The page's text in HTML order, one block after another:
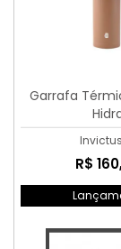
Garrafa
Invictus
R$